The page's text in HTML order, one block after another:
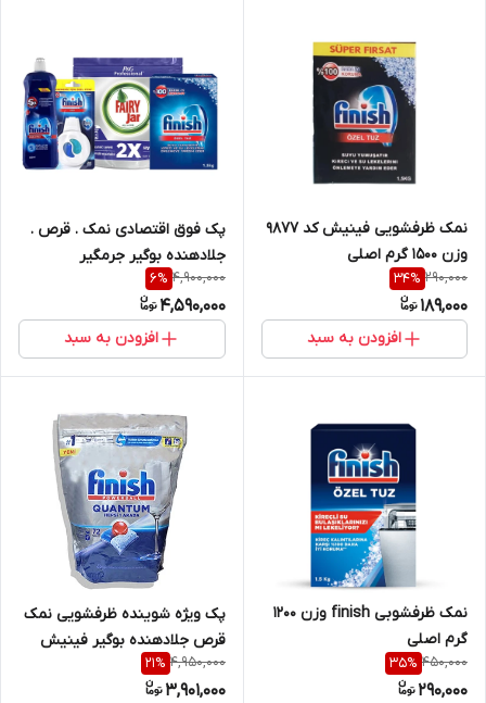
نمک ظرفشویی فینیش کد ۹۸۷۷
وزن ۱۵۰۰ گرم اصلی
290,000
34%
189,000
افزودن به سبد
پک فوق اقتصادی نمک . قرص .
جلادهنده بوگیر جرمگیر
4,900,000
6%
4,590,000
افزودن به سبد
نمک ظرفشوبی finish وزن ۱۲۰۰
گرم اصلی
450,000
35%
290,000
پک ویژه شوینده ظرفشویی نمک
قرص جلادهنده بوگیر فینیش
اصلی
4,950,000
21%
3,901,000